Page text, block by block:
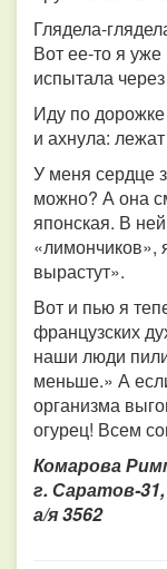
Глядела-
Вот ее-то я
испытала
Иду по
и ахнула:
У меня сердце
можно? А она
японская. В
«лимончиков»,
вырастут».
Вот и пью я
французских
наши люди
меньше.» А
организма
огурец! Всем
Комарова
г. Саратов-31,
а/я 3562